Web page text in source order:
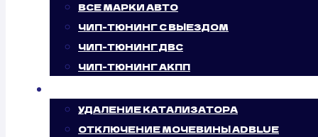
ВСЕ МАРКИ АВТО
ЧИП-ТЮНИНГ С ВЫЕЗДОМ
ЧИП-ТЮНИНГ ДВС
ЧИП-ТЮНИНГ АКПП
УДАЛЕНИЕ КАТАЛИЗАТОРА
ОТКЛЮЧЕНИЕ МОЧЕВИНЫ ADBLUE